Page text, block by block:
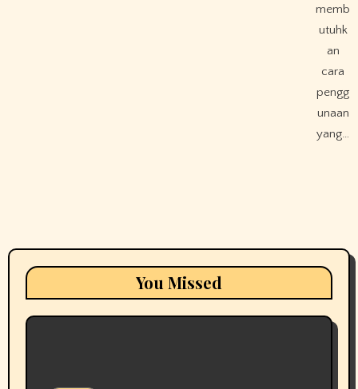
memb
utuhk
an
cara
pengg
unaan
yang…
You Missed